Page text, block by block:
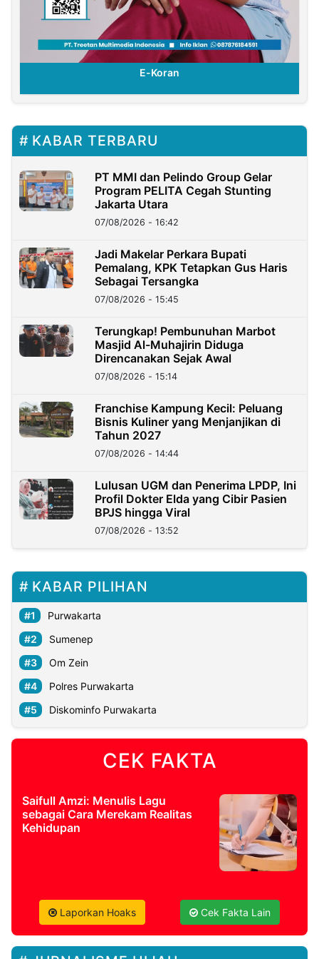
E-Koran
KABAR TERBARU
PT MMI dan Pelindo Group Gelar
Program PELITA Cegah Stunting
Jakarta Utara
07/08/2026 - 16:42
Jadi Makelar Perkara Bupati
Pemalang, KPK Tetapkan Gus Haris
Sebagai Tersangka
07/08/2026 - 15:45
Terungkap! Pembunuhan Marbot
Masjid Al-Muhajirin Diduga
Direncanakan Sejak Awal
07/08/2026 - 15:14
Franchise Kampung Kecil: Peluang
Bisnis Kuliner yang Menjanjikan di
Tahun 2027
07/08/2026 - 14:44
Lulusan UGM dan Penerima LPDP, Ini
Profil Dokter Elda yang Cibir Pasien
BPJS hingga Viral
07/08/2026 - 13:52
KABAR PILIHAN
Purwakarta
Sumenep
Om Zein
Polres Purwakarta
Diskominfo Purwakarta
CEK FAKTA
Saifull Amzi: Menulis Lagu
sebagai Cara Merekam Realitas
Kehidupan
Laporkan Hoaks Cek Fakta Lain